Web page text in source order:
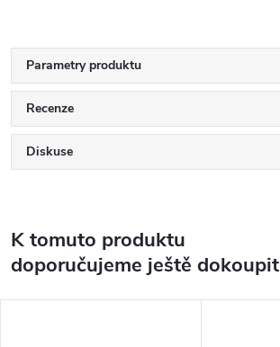
Parametry produktu
Recenze
Diskuse
K tomuto produktu
doporučujeme ještě dokoupit